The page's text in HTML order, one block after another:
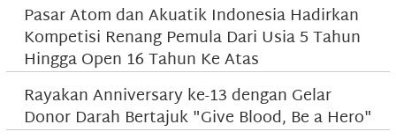
Pasar Atom dan Akuatik Indonesia Hadirkan
Kompetisi Renang Pemula Dari Usia 5 Tahun
Hingga Open 16 Tahun Ke Atas
Rayakan Anniversary ke-13 dengan Gelar
Donor Darah Bertajuk "Give Blood, Be a Hero"